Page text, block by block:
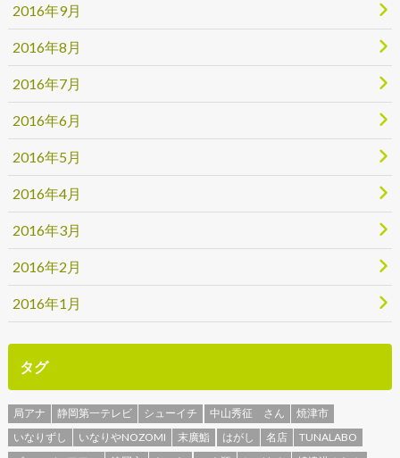
2016年9月
2016年8月
2016年7月
2016年6月
2016年5月
2016年4月
2016年3月
2016年2月
2016年1月
タグ
局アナ 静岡第一テレビ シューイチ 中山秀征 さん
焼津市
いなりずし
いなりやNOZOMI 末廣鮨 はがし 名店
TUNALABO